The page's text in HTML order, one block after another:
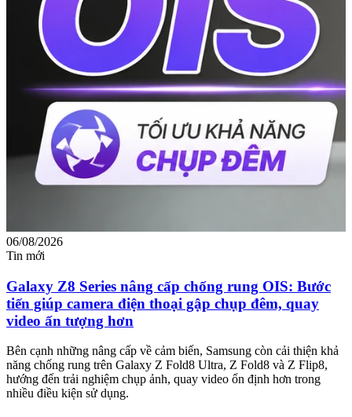
06/08/2026
Tin mới
Galaxy Z8 Series nâng cấp chống rung OIS: Bước
tiến giúp camera điện thoại gập chụp đêm, quay
video ấn tượng hơn
Bên cạnh những nâng cấp về cảm biến, Samsung còn cải thiện khả
năng chống rung trên Galaxy Z Fold8 Ultra, Z Fold8 và Z Flip8,
hướng đến trải nghiệm chụp ảnh, quay video ổn định hơn trong
nhiều điều kiện sử dụng.